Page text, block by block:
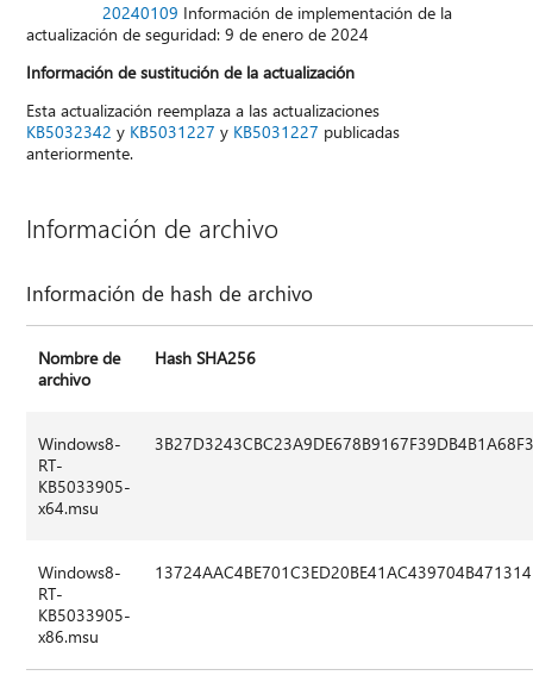
20240109 Información de implementación de la
actualización de seguridad: 9 de enero de 2024
Información de sustitución de la actualización
Esta actualización reemplaza a las actualizaciones
KB5032342 y KB5031227 y KB5031227 publicadas
anteriormente.
Información de archivo
Información de hash de archivo
Nombre de
archivo
Hash SHA256
Windows8-
RT-
KB5033905-
x64.msu
Windows8-
RT-
KB5033905-
x86.msu